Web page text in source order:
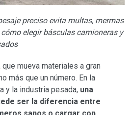
preciso evita multas, mermas
elegir básculas camioneras y
mueva materiales a gran
más que un número. En la
y la industria pesada, una
ser la diferencia entre